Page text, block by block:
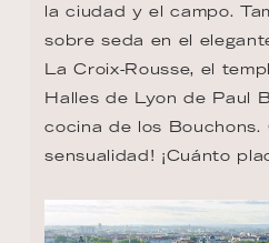
la ciudad y el campo.
sobre seda en el
La Croix-Rousse, el
Halles de Lyon de Paul
cocina de los Bouchons.
sensualidad! ¡Cuánto